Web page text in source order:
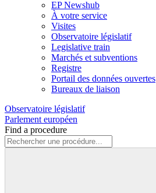
EP Newshub
À votre service
Visites
Observatoire législatif
Legislative train
Marchés et subventions
Registre
Portail des données ouvertes
Bureaux de liaison
Observatoire législatif
Parlement européen
Find a procedure